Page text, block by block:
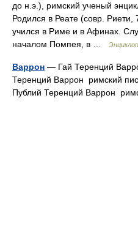
до н.э.), римский ученый
Родился в Реате (совр. Риети,
учился в Риме и в Афинах.
началом Помпея, в …
Варрон — Гай Теренций
Теренций Варрон римский
Публий Теренций Варрон